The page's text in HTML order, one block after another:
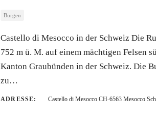
Burgen
Castello di Mesocco in der Schweiz Die
752 m ü. M. auf einem mächtigen Felsen
Kanton Graubünden in der Schweiz. Die
zu…
ADRESSE: Castello di Mesocco CH-6563 Mesocco